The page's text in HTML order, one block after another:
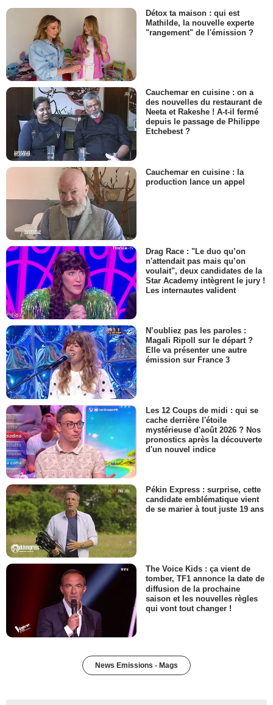
Détox ta maison : qui est
Mathilde, la nouvelle experte
"rangement" de l'émission ?
Cauchemar en cuisine : on a
des nouvelles du restaurant de
Neeta et Rakeshe ! A-t-il fermé
depuis le passage de Philippe
Etchebest ?
Cauchemar en cuisine : la
production lance un appel
Drag Race : "Le duo qu’on
n'attendait pas mais qu’on
voulait", deux candidates de la
Star Academy intègrent le jury !
Les internautes valident
N’oubliez pas les paroles :
Magali Ripoll sur le départ ?
Elle va présenter une autre
émission sur France 3
Les 12 Coups de midi : qui se
cache derrière l'étoile
mystérieuse d'août 2026 ? Nos
pronostics après la découverte
d'un nouvel indice
Pékin Express : surprise, cette
candidate emblématique vient
de se marier à tout juste 19 ans
The Voice Kids : ça vient de
tomber, TF1 annonce la date de
diffusion de la prochaine
saison et les nouvelles règles
qui vont tout changer !
News Emissions - Mags